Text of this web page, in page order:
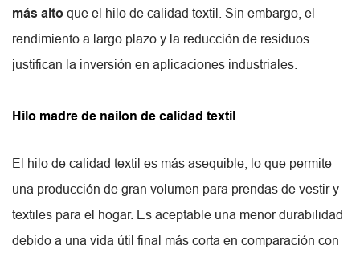
más alto que el hilo de calidad textil. Sin embargo, el
rendimiento a largo plazo y la reducción de residuos
justifican la inversión en aplicaciones industriales.
Hilo madre de nailon de calidad textil
El hilo de calidad textil es más asequible, lo que permite
una producción de gran volumen para prendas de vestir y
textiles para el hogar. Es aceptable una menor durabilidad
debido a una vida útil final más corta en comparación con